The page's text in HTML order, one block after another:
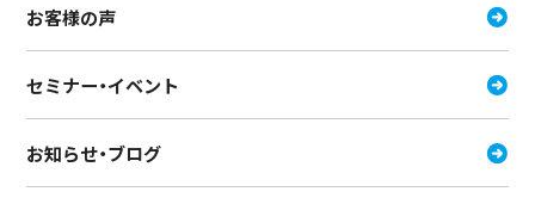
お客様の声
セミナー・イベント
お知らせ・ブログ